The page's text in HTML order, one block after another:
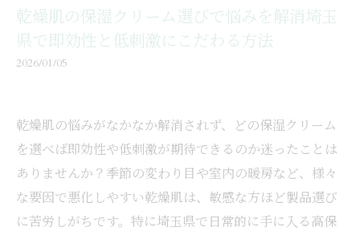
乾燥肌の保湿クリーム選びで悩みを解消埼玉
県で即効性と低刺激にこだわる方法
2026/01/05
乾燥肌の悩みがなかなか解消されず、どの保湿クリーム
を選べば即効性や低刺激が期待できるのか迷ったことは
ありませんか？季節の変わり目や室内の暖房など、様々
な要因で悪化しやすい乾燥肌は、敏感な方ほど製品選び
に苦労しがちです。特に埼玉県で日常的に手に入る高保